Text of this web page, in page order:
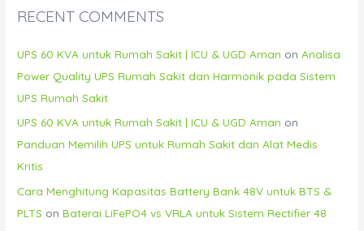
RECENT COMMENTS
UPS 60 KVA untuk Rumah Sakit | ICU & UGD Aman onAnalisa
Power Quality UPS Rumah Sakit dan Harmonik pada Sistem
UPS Rumah Sakit
UPS 60 KVA untuk Rumah Sakit | ICU & UGD Aman on
Panduan Memilih UPS untuk Rumah Sakit dan Alat Medis
Kritis
Cara Menghitung Kapasitas Battery Bank 48V untuk BTS &
PLTS onBaterai LiFePO4 vs VRLA untuk Sistem Rectifier 48